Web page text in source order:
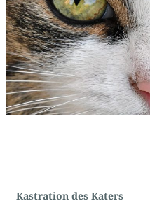
Kastration des Katers